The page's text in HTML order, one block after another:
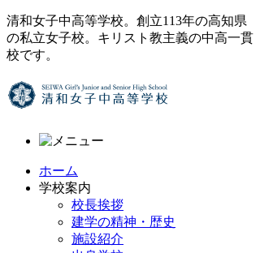
清和女子中高等学校。創立113年の高知県
の私立女子校。キリスト教主義の中高一貫
校です。
ホーム
学校案内
校長挨拶
建学の精神・歴史
施設紹介